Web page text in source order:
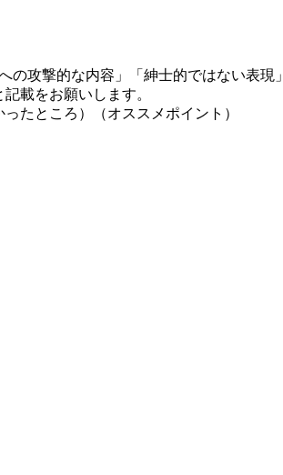
攻撃的な内容」「紳士的ではない表現」
載をお願いします。
たところ）（オススメポイント）